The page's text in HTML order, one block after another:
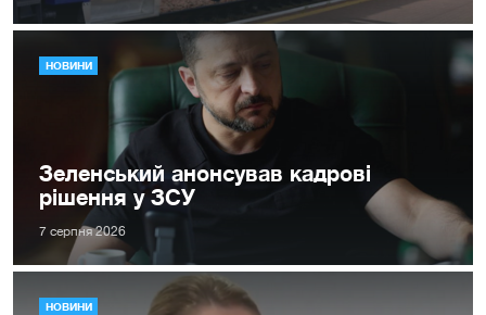
НОВИНИ
Зеленський анонсував кадрові
рішення у ЗСУ
7 серпня 2026
НОВИНИ